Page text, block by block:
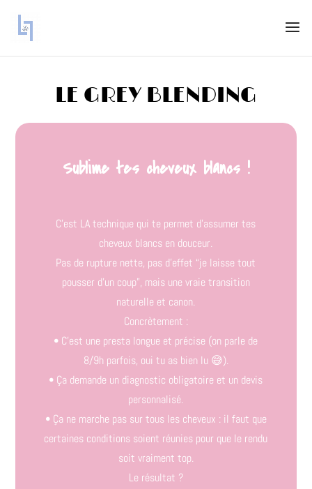
LE GREY BLENDING
Sublime tes cheveux blancs !
C’est LA technique qui te permet d’assumer tes
cheveux blancs en douceur.
Pas de rupture nette, pas d’effet “je laisse tout
pousser d’un coup”, mais une vraie transition
naturelle et canon.
Concrètement :
• C’est une presta longue et précise (on parle de
8/9h parfois, oui tu as bien lu 😅).
• Ça demande un diagnostic obligatoire et un devis
personnalisé.
• Ça ne marche pas sur tous les cheveux : il faut que
certaines conditions soient réunies pour que le rendu
soit vraiment top.
Le résultat ?